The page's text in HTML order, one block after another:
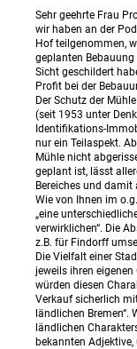
Sehr geehrte Frau
wir haben an der
Hof teilgenommen,
geplanten Bebauung
Sicht geschildert
Profit bei der
Der Schutz der
(seit 1953 unter
Identifikations-
nur ein Teilaspekt.
Mühle nicht
geplant ist, lässt
Bereiches und
Wie von Ihnen im
„eine
verwirklichen“. Die
z.B. für Findorff
Die Vielfalt einer
jeweils ihren
würden diesen
Verkauf sicherlich
ländlichen Bremen“.
ländlichen
bekannten